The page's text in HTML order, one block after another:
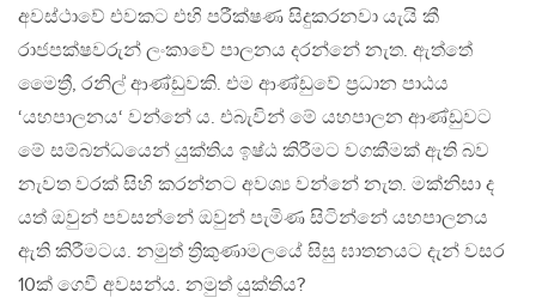
අවස්ථාවේ එවකට එහි පරීක්ෂණ සිදුකරනවා යැයි කී
රාජපක්ෂවරුන් ලංකාවේ පාලනය දරන්නේ නැත. ඇත්තේ
මෛත්‍රී, රනිල් ආණ්ඩුවකි. එම ආණ්ඩුවේ ප්‍ර‍ධාන පාඨය
‘යහපාලනය‘ වන්නේ ය. එබැවින් මේ යහපාලන ආණ්ඩුවට
මේ සම්බන්ධයෙන් යුක්තිය ඉෂ්ඨ කිරීමට වගකීමක් ඇති බව
නැවත වරක් සිහි කරන්නට අවශ්‍ය වන්නේ නැත. මක්නිසා ද
යත් ඔවුන් පවසන්නේ ඔවුන් පැමිණ සිටින්නේ යහපාලනය
ඇති කිරීමටය. නමුත් ත්‍රිකුණාමලයේ සිසු ඝාතනයට දැන් වසර
10ක් ගෙවී අවසන්ය. නමුත් යුක්තිය?